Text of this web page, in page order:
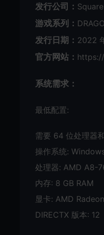
发行公司：
游戏系列：
发行日期： 2022
官方网站：
系统需求：
最低配置:
需要 64 位处理器
操作系统:
处理器: AMD A8-
内存: 8 GB RAM
显卡: AMD
DIRECTX 版本: 12